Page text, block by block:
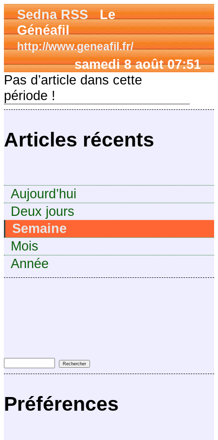
Sedna RSSLe
Généafil
http://www.geneafil.fr/
samedi 8 août 07:51
Articles récents
Aujourd’hui
Deux jours
Semaine
Mois
Année
Préférences
Pas d’article dans cette
période !